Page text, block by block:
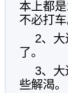
本上都
不必打车
2、
了。
3、
些解渴。